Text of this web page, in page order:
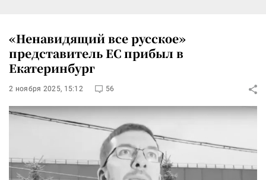
«Ненавидящий все русское»
представитель ЕС прибыл в
Екатеринбург
2 ноября 2025, 15:12 56